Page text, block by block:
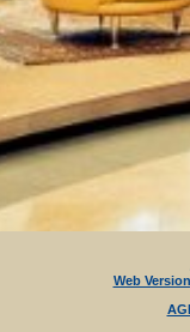
Web Version